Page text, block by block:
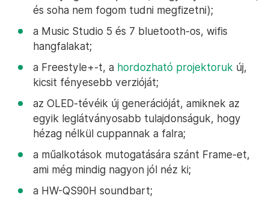
és soha nem fogom tudni megfizetni);
a Music Studio 5 és 7 bluetooth-os, wifis
hangfalakat;
a Freestyle+-t, a hordozható projektoruk új,
kicsit fényesebb verzióját;
az OLED-tévéik új generációját, amiknek az
egyik leglátványosabb tulajdonságuk, hogy
hézag nélkül cuppannak a falra;
a műalkotások mutogatására szánt Frame-et,
ami még mindig nagyon jól néz ki;
a HW-QS90H soundbart;